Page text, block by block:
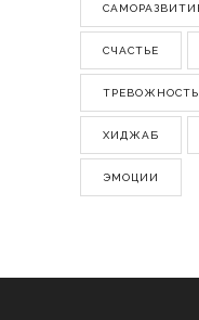
СЧАСТЬЕ
ТРЕВОЖНОСТЬ
ХИДЖАБ
ЭМОЦИИ